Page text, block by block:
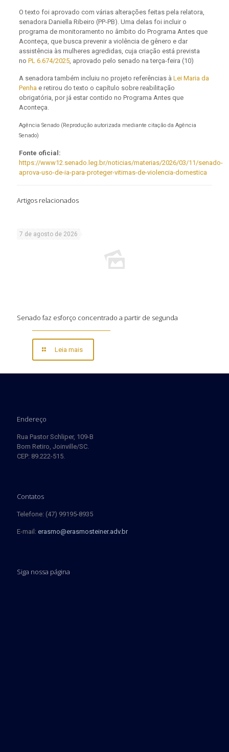
O texto foi aprovado com várias alterações feitas pela relatora,
senadora Daniella Ribeiro (PP-PB). Uma delas foi incluir o
programa de monitoramento no âmbito do Programa Antes que
Aconteça, que busca prevenir a violência de gênero e dar
assistência às mulheres agredidas, cuja criação está prevista
no PL 6.674/2025, aprovado pelo senado na terça-feira (10)
A senadora também incluiu no projeto referências à Lei Maria da
Penha e retirou do texto o capítulo sobre reabilitação
obrigatória, por já estar contido no Programa Antes que
Aconteça.
Agência Senado (Reprodução autorizada mediante citação da Agência
Senado)
Fonte oficial:
https://www12.senado.leg.br/noticias/materias/2026/03/11/senado-
aprova-uso-de-ia-para-proteger-vitimas-de-violencia-domestica
Artigos relacionados
7 de agosto de 2026
Senado faz esforço concentrado a partir de segunda
Leia mais
Endereço
Rua Pastor Schliper, 109-B
Bom Retiro, Joinville/SC.
CEP: 89.222-515.
Contatos
Telefone: (47) 99195-8935
E-mail: erasmo@erasmosteiner.adv.br
Siga nossa página